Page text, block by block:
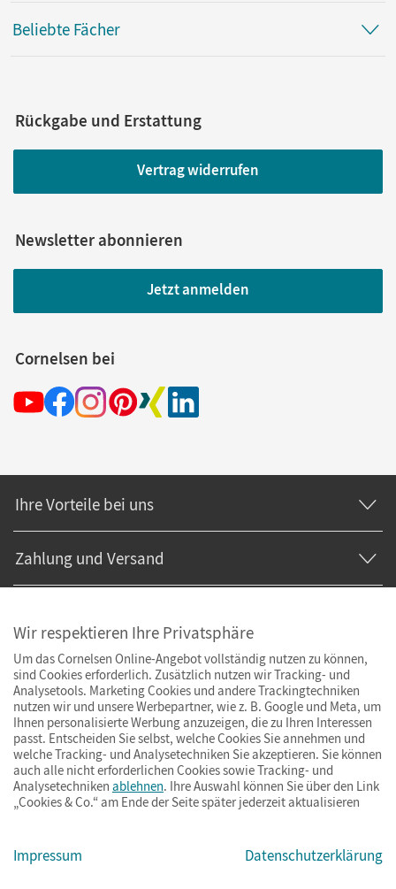
Beliebte Fächer
Rückgabe und Erstattung
Vertrag widerrufen
Newsletter abonnieren
Jetzt anmelden
Cornelsen bei
Ihre Vorteile bei uns
Zahlung und Versand
© Cornelsen Verlag 2026
ImpressumAGBDatenschutzBarrierefreiheitCookies & Co.
Wir respektieren Ihre Privatsphäre
Um das Cornelsen Online-Angebot vollständig nutzen zu können,
sind Cookies erforderlich. Zusätzlich nutzen wir Tracking- und
Analysetools. Marketing Cookies und andere Trackingtechniken
nutzen wir und unsere Werbepartner, wie z. B. Google und Meta, um
Ihnen personalisierte Werbung anzuzeigen, die zu Ihren Interessen
passt. Entscheiden Sie selbst, welche Cookies Sie annehmen und
welche Tracking- und Analysetechniken Sie akzeptieren. Sie können
auch alle nicht erforderlichen Cookies sowie Tracking- und
Analysetechniken ablehnen. Ihre Auswahl können Sie über den Link
„Cookies & Co.“ am Ende der Seite später jederzeit aktualisieren
Impressum Datenschutzerklärung